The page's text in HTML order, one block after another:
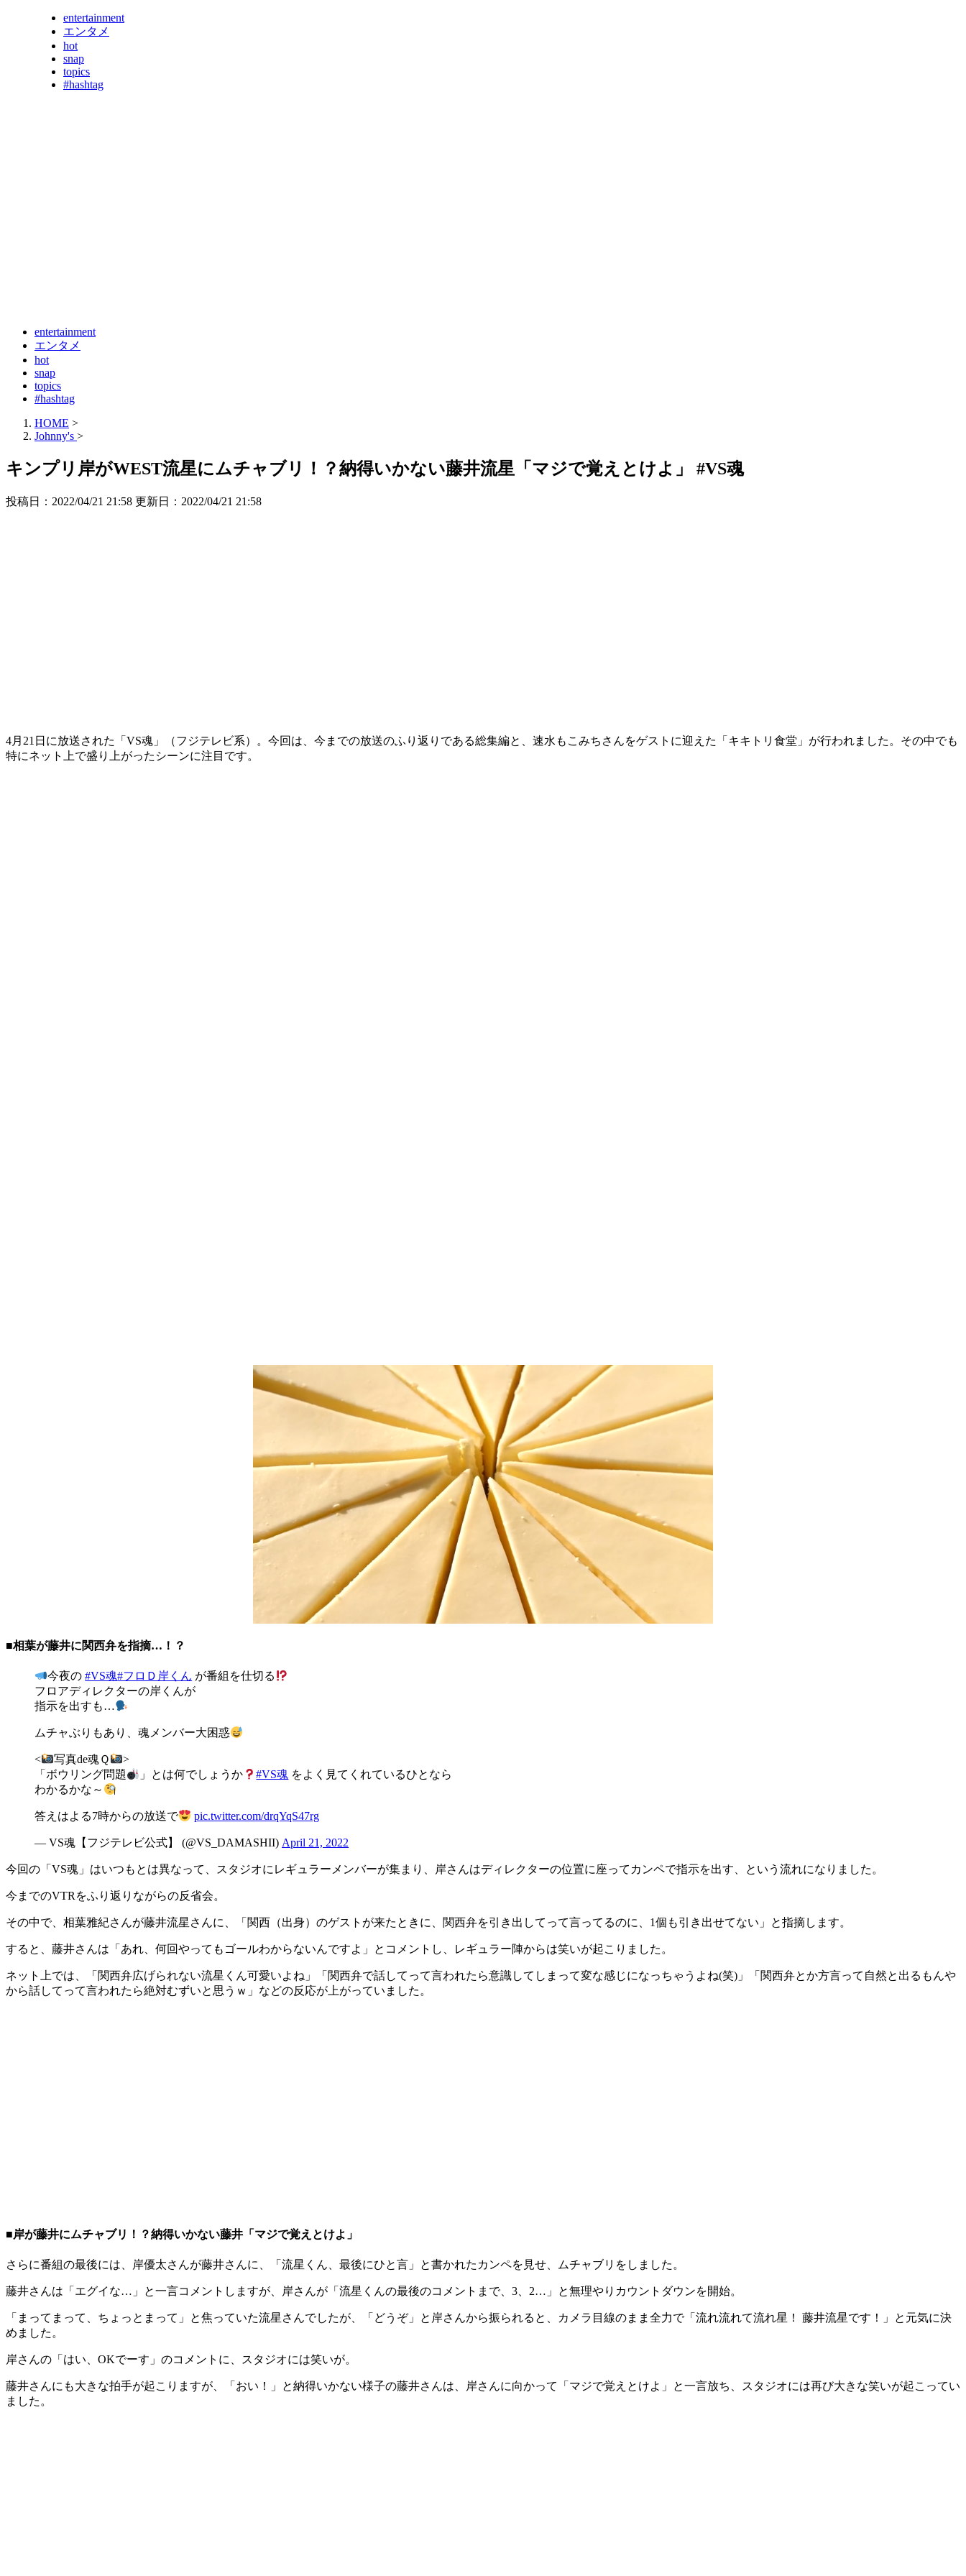
entertainment
エンタメ
hot
snap
topics
#hashtag
entertainment
エンタメ
hot
snap
topics
#hashtag
HOME >
Johnny's >
キンプリ岸がWEST流星にムチャブリ！？納得いかない藤井流星「マジで覚えとけよ」 #VS魂
投稿日：2022/04/21 21:58 更新日： 2022/04/21 21:58
4月21日に放送された「VS魂」（フジテレビ系）。今回は、今までの放送のふり返りである総集編と、速水もこみちさんをゲストに迎えた「キキトリ食堂」が行われました。その中でも
特にネット上で盛り上がったシーンに注目です。
■相葉が藤井に関西弁を指摘…！？
今夜の#VS魂#フロＤ岸くん が番組を仕切る
フロアディレクターの岸くんが
指示を出すも…
ムチャぶりもあり、魂メンバー大困惑
< 写真de魂Ｑ
>
「ボウリング問題
」とは何でしょうか #VS魂 をよく見てくれているひとなら
わかるかな～
答えはよる7時からの放送で pic.twitter.com/drqYqS47rg
— VS魂【フジテレビ公式】 (@VS_DAMASHII) April 21, 2022
今回の「VS魂」はいつもとは異なって、スタジオにレギュラーメンバーが集まり、岸さんはディレクターの位置に座ってカンペで指示を出す、という流れになりました。
今までのVTRをふり返りながらの反省会。
その中で、相葉雅紀さんが藤井流星さんに、「関西（出身）のゲストが来たときに、関西弁を引き出してって言ってるのに、1個も引き出せてない」と指摘します。
すると、藤井さんは「あれ、何回やってもゴールわからないんですよ」とコメントし、レギュラー陣からは笑いが起こりました。
ネット上では、「関西弁広げられない流星くん可愛いよね」「関西弁で話してって言われたら意識してしまって変な感じになっちゃうよね(笑)」「関西弁とか方言って自然と出るもんや
から話してって言われたら絶対むずいと思うｗ」などの反応が上がっていました。
■岸が藤井にムチャブリ！？納得いかない藤井「マジで覚えとけよ」
さらに番組の最後には、岸優太さんが藤井さんに、「流星くん、最後にひと言」と書かれたカンペを見せ、ムチャブリをしました。
藤井さんは「エグイな…」と一言コメントしますが、岸さんが「流星くんの最後のコメントまで、3、2…」と無理やりカウントダウンを開始。
「まってまって、ちょっとまって」と焦っていた流星さんでしたが、「どうぞ」と岸さんから振られると、カメラ目線のまま全力で「流れ流れて流れ星！ 藤井流星です！」と元気に決
めました。
岸さんの「はい、OKでーす」のコメントに、スタジオには笑いが。
藤井さんにも大きな拍手が起こりますが、「おい！」と納得いかない様子の藤井さんは、岸さんに向かって「マジで覚えとけよ」と一言放ち、スタジオには再び大きな笑いが起こってい
ました。